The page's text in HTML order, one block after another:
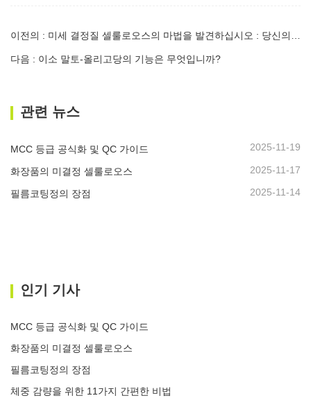
이전의 : 미세 결정질 셀룰로오스의 마법을 발견하십시오 : 당신의 가이드
다음 : 이소 말토-올리고당의 기능은 무엇입니까?
관련 뉴스
MCC 등급 공식화 및 QC 가이드 2025-11-19
화장품의 미결정 셀룰로오스 2025-11-17
필름코팅정의 장점 2025-11-14
인기 기사
MCC 등급 공식화 및 QC 가이드
화장품의 미결정 셀룰로오스
필름코팅정의 장점
체중 감량을 위한 11가지 간편한 비법